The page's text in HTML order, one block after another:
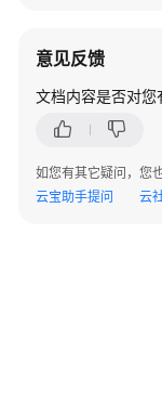
新
应
意见反馈
文档内容是否对您
如您有其它疑问，您
云宝助手提问
云